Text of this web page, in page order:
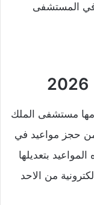
المستشفى
مستشفى الملك
حجز مواعيد في
بتعديلها
من الاحد